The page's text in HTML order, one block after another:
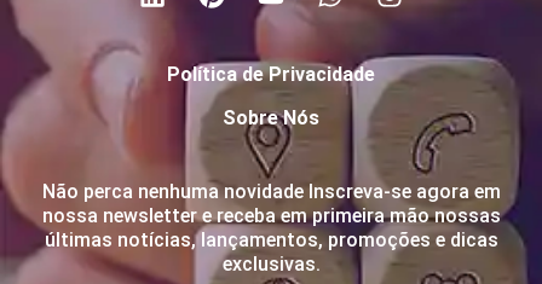
Política de Privacidade
Sobre Nós
Não perca nenhuma novidade Inscreva-se agora em
nossa newsletter e receba em primeira mão nossas
últimas notícias, lançamentos, promoções e dicas
exclusivas.